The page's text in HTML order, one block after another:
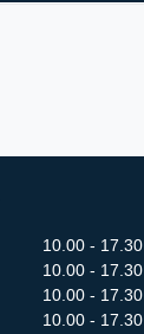
10.00 - 17.30
10.00 - 17.30
10.00 - 17.30
10.00 - 17.30